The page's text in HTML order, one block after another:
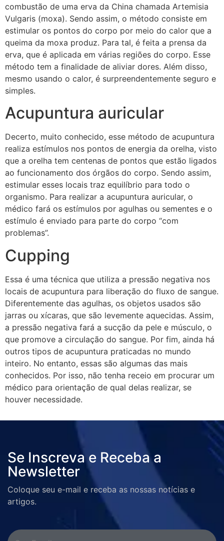
combustão de uma erva da China chamada Artemisia
Vulgaris (moxa). Sendo assim, o método consiste em
estimular os pontos do corpo por meio do calor que a
queima da moxa produz. Para tal, é feita a prensa da
erva, que é aplicada em várias regiões do corpo. Esse
método tem a finalidade de aliviar dores. Além disso,
mesmo usando o calor, é surpreendentemente seguro e
simples.
Acupuntura auricular
Decerto, muito conhecido, esse método de acupuntura
realiza estímulos nos pontos de energia da orelha, visto
que a orelha tem centenas de pontos que estão ligados
ao funcionamento dos órgãos do corpo. Sendo assim,
estimular esses locais traz equilíbrio para todo o
organismo. Para realizar a acupuntura auricular, o
médico fará os estímulos por agulhas ou sementes e o
estímulo é enviado para parte do corpo “com
problemas”.
Cupping
Essa é uma técnica que utiliza a pressão negativa nos
locais de acupuntura para liberação do fluxo de sangue.
Diferentemente das agulhas, os objetos usados são
jarras ou xícaras, que são levemente aquecidas. Assim,
a pressão negativa fará a sucção da pele e músculo, o
que promove a circulação do sangue. Por fim, ainda há
outros tipos de acupuntura praticadas no mundo
inteiro. No entanto, essas são algumas das mais
conhecidos. Por isso, não tenha receio em procurar um
médico para orientação de qual delas realizar, se
houver necessidade.
Se Inscreva e Receba a
Newsletter
Coloque seu e-mail e receba as nossas notícias e
artigos.